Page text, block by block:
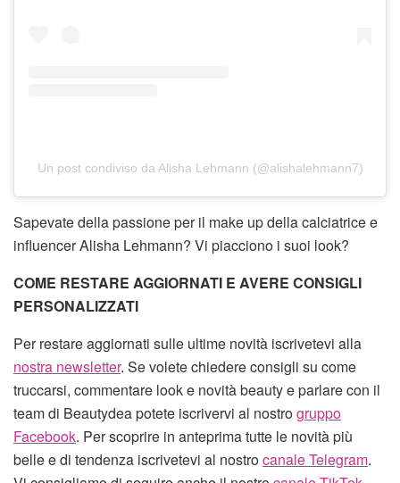
Un post condiviso da Alisha Lehmann (@alishalehmann7)
Sapevate della passione per il make up della calciatrice e
influencer Alisha Lehmann? Vi piacciono i suoi look?
COME RESTARE AGGIORNATI E AVERE CONSIGLI
PERSONALIZZATI
Per restare aggiornati sulle ultime novità iscrivetevi alla
nostra newsletter. Se volete chiedere consigli su come
truccarsi, commentare look e novità beauty e parlare con il
team di Beautydea potete iscrivervi al nostrogruppo
Facebook. Per scoprire in anteprima tutte le novità più
belle e di tendenza iscrivetevi al nostrocanale Telegram.